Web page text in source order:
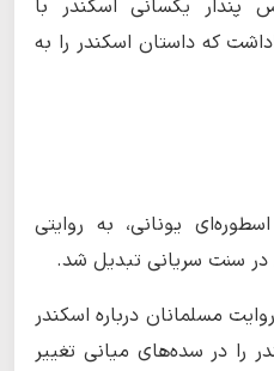
یکسانی اسکندر با
که داستان اسکندر را به
یونانی، به روایتی
سنت سریانی تبدیل شد.
مسلمانان درباره اسکندر
را در سده‌های میانی تغییر